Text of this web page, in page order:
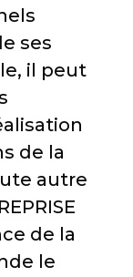
ses
il peut
de la
autre
de la
le